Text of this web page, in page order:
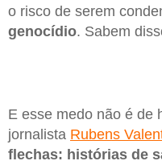
o risco de serem
genocídio. Sabem
E esse medo não é de
jornalista Rubens
flechas: histórias de